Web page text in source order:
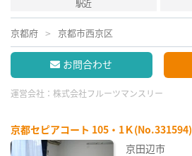
駅近
京都府 京都市西京区
お問合わせ
運営会社： 株式会社フルーツマンスリー
京都セピアコート 105・1Ｋ(No.331594)
京田辺市